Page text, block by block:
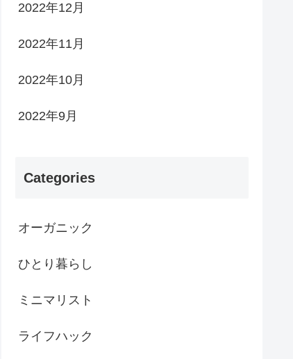
2022年12月
2022年11月
2022年10月
2022年9月
Categories
オーガニック
ひとり暮らし
ミニマリスト
ライフハック